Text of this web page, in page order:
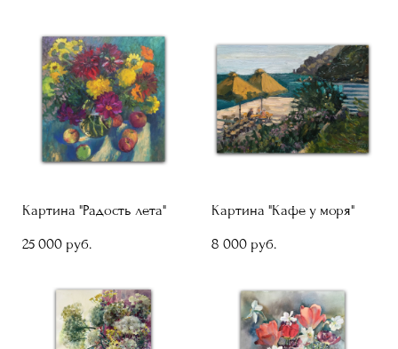
Картина "Радость лета"
25 000 pуб.
Картина "Кафе у моря"
8 000 pуб.